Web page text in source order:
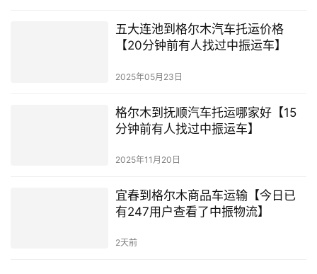
五大连池到格尔木汽车托运价格
【20分钟前有人找过中振运车】
2025年05月23日
格尔木到抚顺汽车托运哪家好【15
分钟前有人找过中振运车】
2025年11月20日
宜春到格尔木商品车运输【今日已
有247用户查看了中振物流】
2天前